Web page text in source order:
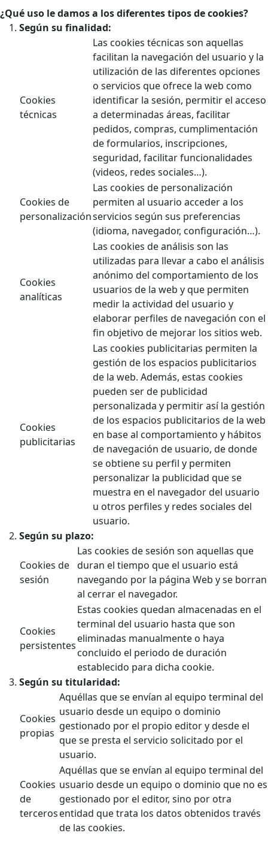
¿Qué uso le damos a los diferentes tipos de cookies?
Según su finalidad:
Cookies
técnicas
Las cookies técnicas son aquellas
facilitan la navegación del usuario y la
utilización de las diferentes opciones
o servicios que ofrece la web como
identificar la sesión, permitir el acceso
a determinadas áreas, facilitar
pedidos, compras, cumplimentación
de formularios, inscripciones,
seguridad, facilitar funcionalidades
(videos, redes sociales…).
Cookies de
personalización
Las cookies de personalización
permiten al usuario acceder a los
servicios según sus preferencias
(idioma, navegador, configuración…).
Cookies
analíticas
Las cookies de análisis son las
utilizadas para llevar a cabo el análisis
anónimo del comportamiento de los
usuarios de la web y que permiten
medir la actividad del usuario y
elaborar perfiles de navegación con el
fin objetivo de mejorar los sitios web.
Cookies
publicitarias
Las cookies publicitarias permiten la
gestión de los espacios publicitarios
de la web. Además, estas cookies
pueden ser de publicidad
personalizada y permitir así la gestión
de los espacios publicitarios de la web
en base al comportamiento y hábitos
de navegación de usuario, de donde
se obtiene su perfil y permiten
personalizar la publicidad que se
muestra en el navegador del usuario
u otros perfiles y redes sociales del
usuario.
Según su plazo:
Cookies de
sesión
Las cookies de sesión son aquellas que
duran el tiempo que el usuario está
navegando por la página Web y se borran
al cerrar el navegador.
Cookies
persistentes
Estas cookies quedan almacenadas en el
terminal del usuario hasta que son
eliminadas manualmente o haya
concluido el periodo de duración
establecido para dicha cookie.
Según su titularidad:
Cookies
propias
Aquéllas que se envían al equipo terminal del
usuario desde un equipo o dominio
gestionado por el propio editor y desde el
que se presta el servicio solicitado por el
usuario.
Cookies
de
terceros
Aquéllas que se envían al equipo terminal del
usuario desde un equipo o dominio que no es
gestionado por el editor, sino por otra
entidad que trata los datos obtenidos través
de las cookies.